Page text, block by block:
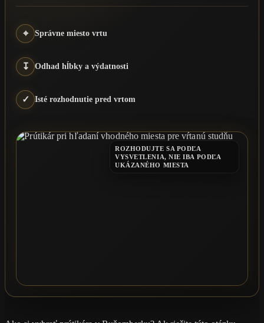
⌖ Správne miesto vrtu
↧ Odhad hĺbky a výdatnosti
✓ Isté rozhodnutie pred vrtom
ROZHODUJTE SA PODĽA
VYSVETLENIA, NIE IBA PODĽA
UKÁZANÉHO MIESTA